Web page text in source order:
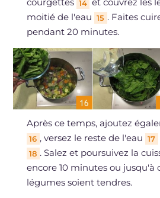
14
moitié de l'eau 15 . Faites
pendant 20 minutes.
Après ce temps, ajoutez
16 , versez le reste de l'eau 17
18 . Salez et poursuivez la
encore 10 minutes ou jusqu'à
légumes soient tendres.